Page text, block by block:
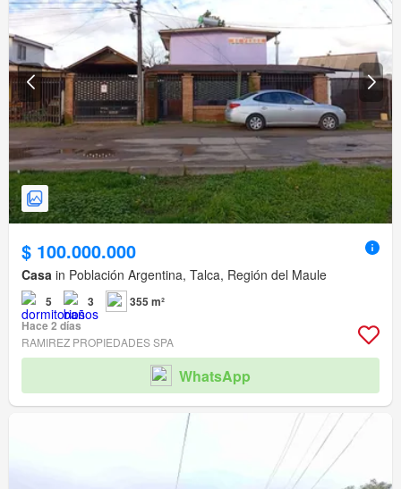
$ 100.000.000
Casa in Población Argentina, Talca, Región del Maule
5 3
355 m²
Hace 2 días
RAMIREZ PROPIEDADES SPA
WhatsApp